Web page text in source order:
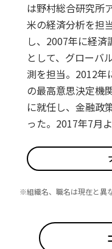
は野村総合研究所
米の経済分析を担
し、2007年に経済
として、グローバ
測を担当。2012年
の最高意思決定機
に就任し、金融政
った。2017年7月よ
※組織名、職名は現在と異